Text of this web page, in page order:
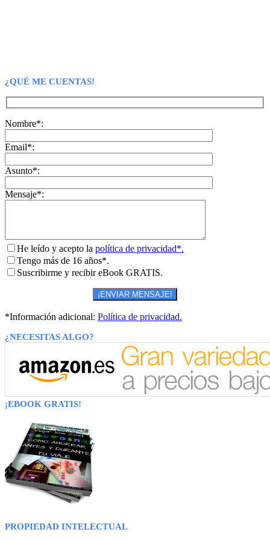
¿QUÉ ME CUENTAS!
Nombre*:
Email*:
Asunto*:
Mensaje*:
He leído y acepto la política de privacidad*.
Tengo más de 16 años*.
Suscribirme y recibir eBook GRATIS.
*Información adicional: Política de privacidad.
¿NECESITAS ALGO?
¡EBOOK GRATIS!
PROPIEDAD INTELECTUAL